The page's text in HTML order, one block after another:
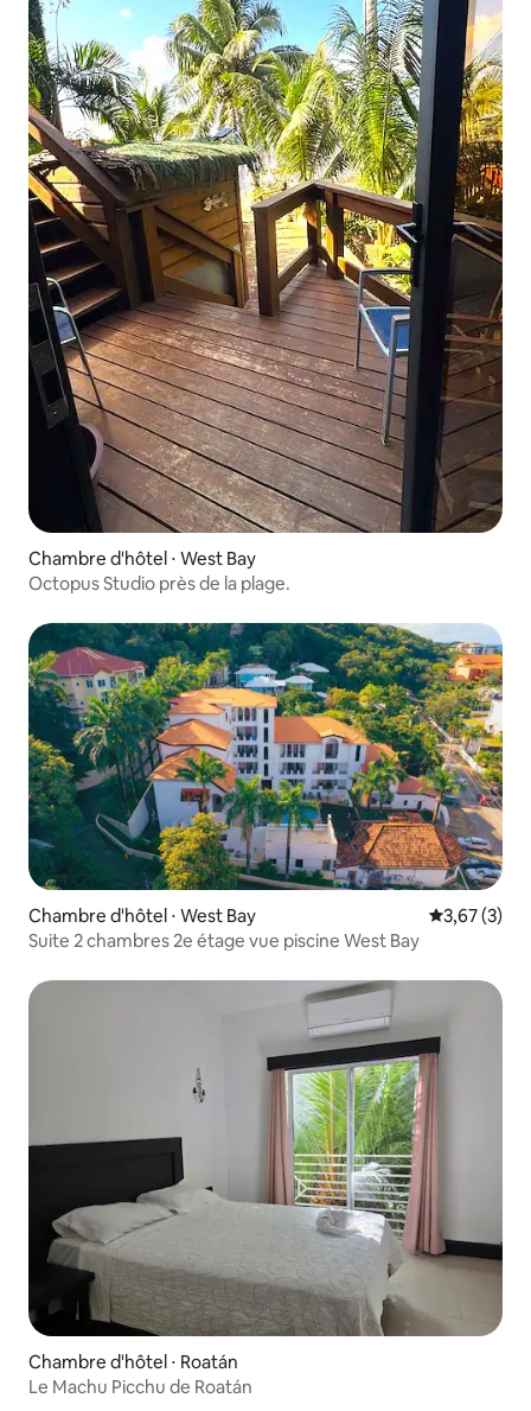
Chambre d'hôtel ⋅ West Bay
Octopus Studio près de la plage.
Chambre d'hôtel ⋅ West Bay Évaluation
3,67 (3)
Suite 2 chambres 2e étage vue piscine West Bay
Chambre d'hôtel ⋅ Roatán
Le Machu Picchu de Roatán